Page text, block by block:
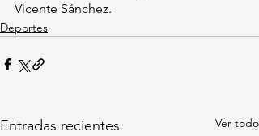
Vicente Sánchez.
Deportes
Entradas recientes Ver todo